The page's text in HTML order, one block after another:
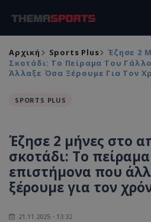
Αρχική Sports Plus
Έζησε 2
Σκοτάδι: Το Πείραμα Του
Άλλαξε Όσα Ξέρουμε Για Τον
SPORTS PLUS
Έζησε 2 μήνες στο
σκοτάδι: Το
επιστήμονα που
ξέρουμε για τον
21.11.2025 - 13:32